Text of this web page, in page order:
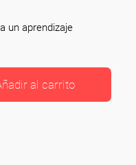
un aprendizaje
al carrito